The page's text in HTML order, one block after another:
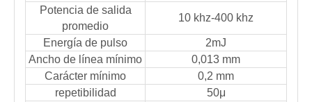
Potencia de salida
promedio
10 khz-400 khz
Energía de pulso
2mJ
Ancho de línea mínimo
0,013 mm
Carácter mínimo
0,2 mm
repetibilidad
50μ